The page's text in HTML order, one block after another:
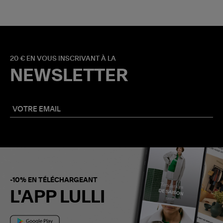
20 € EN VOUS INSCRIVANT À LA
NEWSLETTER
-10% EN TÉLÉCHARGEANT
L'APP LULLI